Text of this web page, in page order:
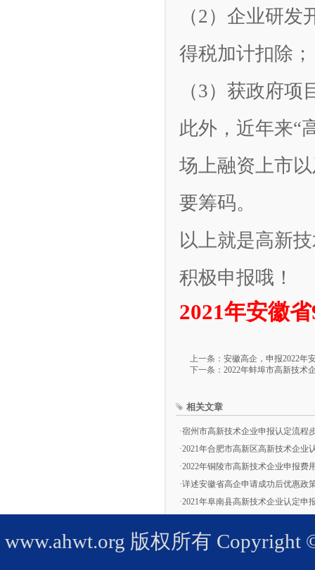
（2）企业研
得税加计扣除；
（3）获政府
此外，近年来“
场上融资上市
要筹码。
以上就是高新
积极申报哦！
2021年安徽
上一条： 安徽高企，申报2022年
下一条： 2022年蚌埠市高新技术
相关文章
·宿州市高新技术企业申报认定流程
·2021年合肥市高新区高新技术企业
·2022年铜陵市高新技术企业申报费
·详述安徽省高企申请成功后优惠政
·2021年阜南县高新技术企业认定申
www.ahwt.org 版权所有 Copyright